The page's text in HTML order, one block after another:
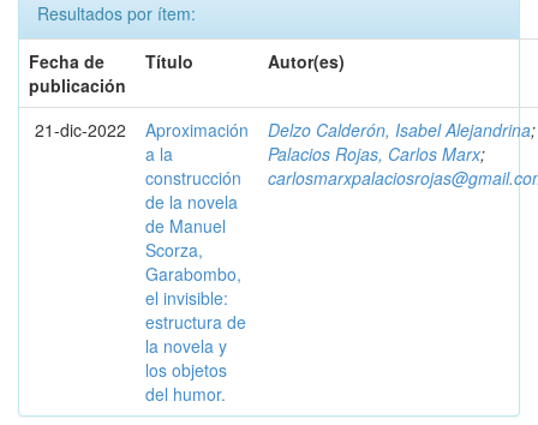
Resultados por ítem:
Fecha de
publicación
Título Autor(es)
21-dic-2022
Aproximación
a la
construcción
de la novela
de Manuel
Scorza,
Garabombo,
el invisible:
estructura de
la novela y
los objetos
del humor.
Delzo Calderón, Isabel Alejandrina;
Palacios Rojas, Carlos Marx;